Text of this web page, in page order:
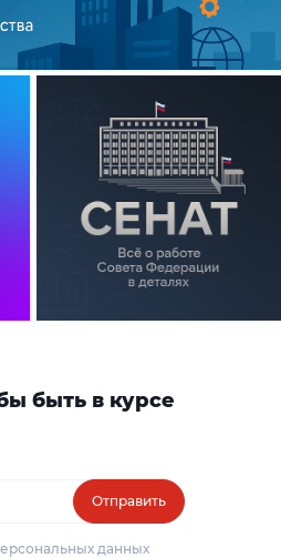
быть в курсе
Отправить
данных